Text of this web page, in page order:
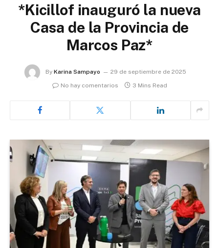
*Kicillof inauguró la nueva
Casa de la Provincia de
Marcos Paz*
By Karina Sampayo
29 de septiembre de 2025
No hay comentarios
3 Mins Read